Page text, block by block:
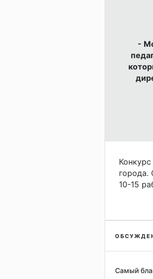
-
города.
10-15
Самый